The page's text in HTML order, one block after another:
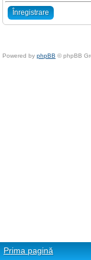
Înregistrare
Powered by phpBB © phpBB
Prima pagină